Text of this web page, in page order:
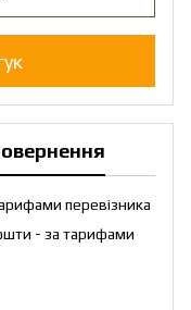
перевізника
- за тарифами